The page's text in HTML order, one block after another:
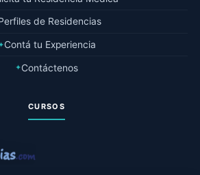
de Residencias
Contá tu Experiencia
✦Contáctenos
CURSOS